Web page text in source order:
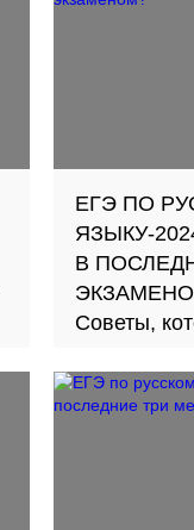
ЕГЭ ПО
ЯЗЫКУ-
В
Советы,
собрали
и